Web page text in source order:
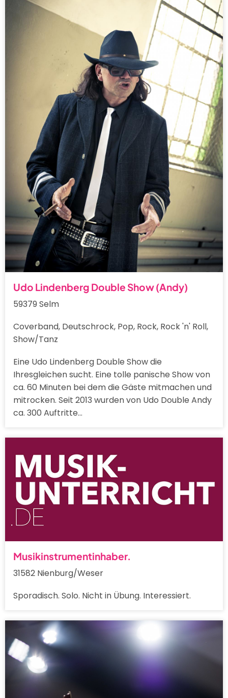
Udo Lindenberg Double Show (Andy)
59379 Selm
Coverband, Deutschrock, Pop, Rock, Rock 'n' Roll,
Show/Tanz
Eine Udo Lindenberg Double Show die
Ihresgleichen sucht. Eine tolle panische Show von
ca. 60 Minuten bei dem die Gäste mitmachen und
mitrocken. Seit 2013 wurden von Udo Double Andy
ca. 300 Auftritte…
Musikinstrumentinhaber.
31582 Nienburg/Weser
Sporadisch. Solo. Nicht in Übung. Interessiert.